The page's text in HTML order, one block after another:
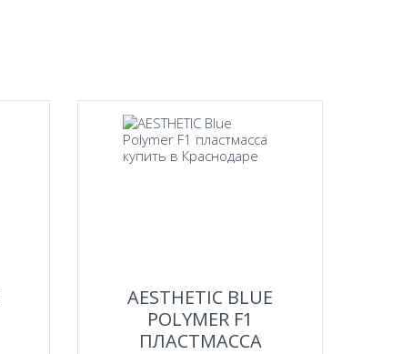
AESTHETIC BLUE
POLYMER F1
ПЛАСТМАССА